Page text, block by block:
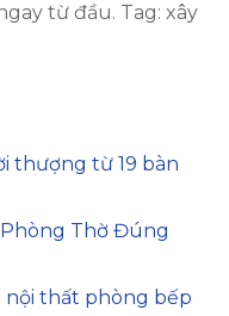
từ đầu. Tag: xây
thượng từ 19 bàn
Phòng Thờ Đúng
nội thất phòng bếp